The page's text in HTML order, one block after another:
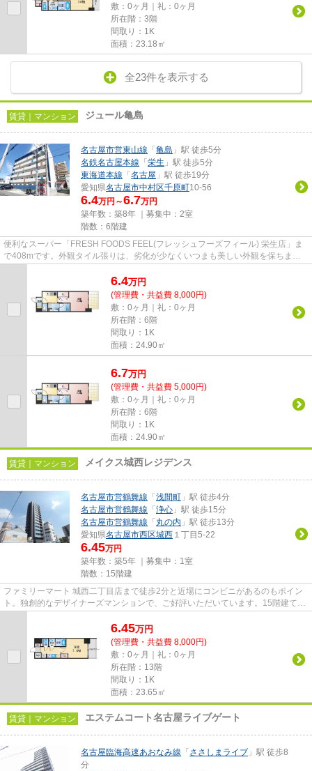
敷：0ヶ月｜礼：0ヶ月
所在階：3階
間取り：1K
面積：23.18㎡
全23件を表示する
賃貸｜マンション ジュール亀島
名古屋市営東山線 「 亀島 」駅 徒歩5分
名鉄名古屋本線 「 栄生 」駅 徒歩5分
東海道本線 「 名古屋 」駅 徒歩19分
愛知県名古屋市中村区千原町10-56
6.4万円～6.7万円
築年数：築8年 ｜募集中： 2室
階数：6階建
便利なスーパー「FRESH FOODS FEEL(フレッシュフーズフィール) 栄生店」ま
で408mです。外観タイル張りは、劣化が少なくいつまも美しい外観を保ちま
6.4万円
(管理費・共益費 8,000円)
敷：0ヶ月｜礼：0ヶ月
所在階：6階
間取り：1K
面積：24.90㎡
6.7万円
(管理費・共益費 5,000円)
敷：0ヶ月｜礼：0ヶ月
所在階：6階
間取り：1K
面積：24.90㎡
賃貸｜マンション メイクス城西レジデンス
名古屋市営鶴舞線 「 浅間町 」駅 徒歩4分
名古屋市営鶴舞線 「 浄心 」駅 徒歩15分
名古屋市営鶴舞線 「 丸の内 」駅 徒歩13分
愛知県名古屋市西区城西 １丁目5-22
6.45万円
築年数：築5年 ｜募集中： 1室
階数：15階建
ファミリーマート 城西二丁目店まで徒歩2分と近場にコンビニがあるのもポイン
ト。独創的なデザイナーズマンションで、ご好評いただいています。15階建ての
6.45万円
(管理費・共益費 8,000円)
敷：0ヶ月｜礼：0ヶ月
所在階：13階
間取り：1K
面積：23.65㎡
賃貸｜マンション エステムコート名古屋ライブゲート
名古屋臨海高速あおなみ線 「 ささしまライブ 」駅 徒歩8
分